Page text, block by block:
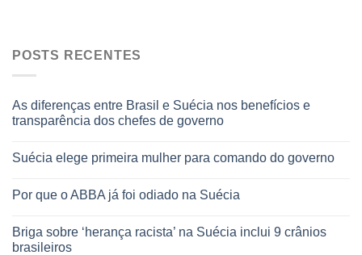
POSTS RECENTES
As diferenças entre Brasil e Suécia nos benefícios e
transparência dos chefes de governo
Suécia elege primeira mulher para comando do governo
Por que o ABBA já foi odiado na Suécia
Briga sobre ‘herança racista’ na Suécia inclui 9 crânios
brasileiros